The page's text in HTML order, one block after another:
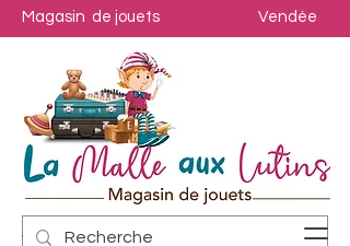
Magasin de jouets Vendée